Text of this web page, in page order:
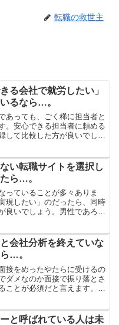
転職の救世主
きる会社で就労したい」
るなら…。
あっても、ごく稀に担当者と
。安心できる担当者に頼める
して比較した方が良いでしょ
い転職サイトを選択し
ら…。
っていることが多々ありま
現したい」のだったら、同時
良いでしょう。男性であろう
会社分析を終えていな
…。
接をめったやたらに受けるの
ダメなのか面接で振り落とさ
とが必須だと言えます。派
と呼ばれている人は未